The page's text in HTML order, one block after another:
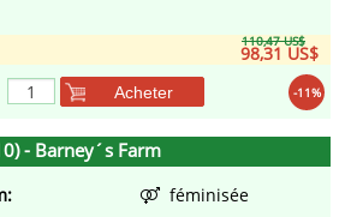
110,47 US$
98,31 US$
-11%
Acheter
- Barney´s Farm
féminisée